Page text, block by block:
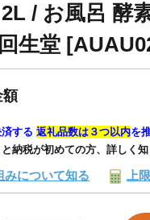
/ お風呂 酵
生堂
額
する 返礼品数は３つ以内を
と納税が初めての方、詳しく
みについて知る 上